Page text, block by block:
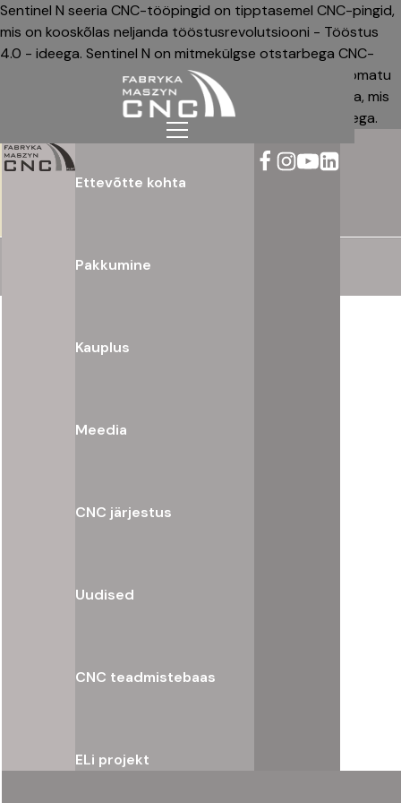
Sentinel N seeria CNC-tööpingid on tipptasemel CNC-pingid,
mis on kooskõlas neljanda tööstusrevolutsiooni - Tööstus
4.0 - ideega. Sentinel N on mitmekülgse otstarbega CNC-
pingi - see on kompromissitult konstrueeritud koos lõpmatu
laienemisvõimalusega mitme freesimis- ja lõikamispeaga, mis
on kohandatud töötamiseks mitmesuguste materjalidega.
Ettevõtte kohta
Pakkumine
Kauplus
Meedia
CNC järjestus
Uudised
CNC teadmistebaas
ELi projekt